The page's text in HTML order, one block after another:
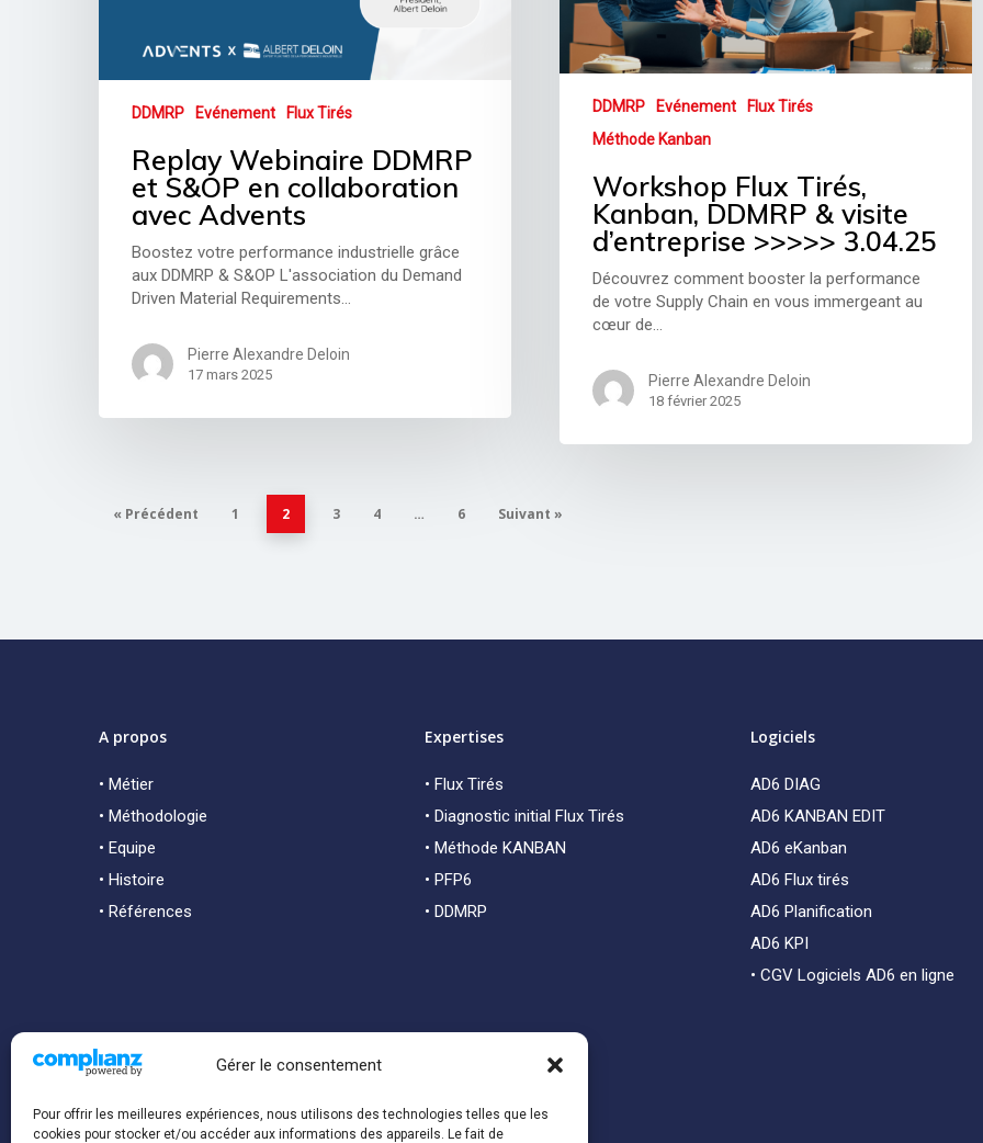
Gérer le consentement
Pour offrir les meilleures expériences, nous utilisons des technologies telles que les
cookies pour stocker et/ou accéder aux informations des appareils. Le fait de
DDMRP Evénement Flux Tirés
Replay Webinaire DDMRP
et S&OP en collaboration
avec Advents
Boostez votre performance industrielle grâce
aux DDMRP & S&OP L'association du Demand
Driven Material Requirements…
Pierre Alexandre Deloin
17 mars 2025
DDMRP Evénement
Flux Tirés
Méthode Kanban
Workshop Flux Tirés,
Kanban, DDMRP & visite
d’entreprise >>>>> 3.04.25
Découvrez comment booster la performance
de votre Supply Chain en vous immergeant au
cœur de…
Pierre Alexandre Deloin
18 février 2025
« Précédent 1 2 3 4 … 6 Suivant »
A propos
• Métier
• Méthodologie
• Equipe
• Histoire
• Références
Expertises
• Flux Tirés
• Diagnostic initial Flux Tirés
• Méthode KANBAN
• PFP6
• DDMRP
Logiciels
AD6 DIAG
AD6 KANBAN EDIT
AD6 eKanban
AD6 Flux tirés
AD6 Planification
AD6 KPI
• CGV Logiciels AD6 en ligne